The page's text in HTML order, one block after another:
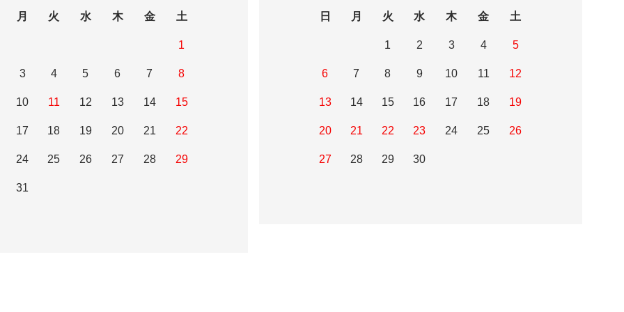
月 火 水 木 金 土
1
3 4 5 6 7 8
10 11 12 13 14 15
17 18 19 20 21 22
24 25 26 27 28 29
31
日
月 火 水 木 金 土
1 2 3 4 5
6 7 8 9 10 11 12
13 14 15 16 17 18 19
20 21 22 23 24 25 26
27 28 29 30